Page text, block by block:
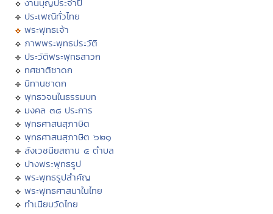
ประเพณีทั่วไทย
พระพุทธเจ้า
ภาพพระพุทธประวัติ
ประวัติพระพุทธสาวก
ทศชาติชาดก
นิทานชาดก
พุทธวจนในธรรมบท
มงคล ๓๘ ประการ
พุทธศาสนสุภาษิต
พุทธศาสนสุภาษิต ๖๒๑
สังเวชนียสถาน ๔ ตำบล
ปางพระพุทธรูป
พระพุทธรูปสำคัญ
พระพุทธศาสนาในไทย
ทำเนียบวัดไทย